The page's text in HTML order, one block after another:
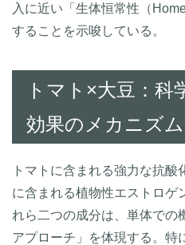
入に近い「生体恒常性（
することを示唆している。
トマト×大豆：科
効果のメカニズム
トマトに含まれる強力な抗
に含まれる植物性エストロゲ
れら二つの成分は、単体での
アプローチ」を体現する。特